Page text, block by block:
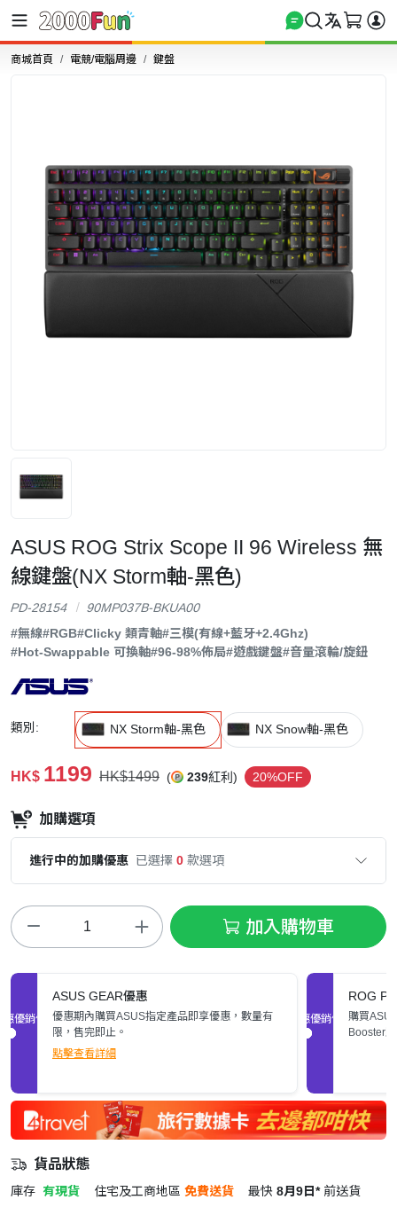
商城首頁 電競/電腦周邊 鍵盤
ASUS ROG Strix Scope II 96 Wireless 無
線鍵盤(NX Storm軸-黑色)
PD-28154
90MP037B-BKUA00
#無線#RGB#Clicky 類青軸#三模(有線+藍牙+2.4Ghz)
#Hot-Swappable 可換軸#96-98%佈局#遊戲鍵盤#音量滾輪/旋鈕
類別: NX Storm軸-黑色 NX Snow軸-黑色
HK$ 1199 HK$1499 ( 239紅利) 20%OFF
加購選項
進行中的加購優惠 已選擇 0 款選項
加入購物車
促銷優惠
ASUS GEAR優惠
優惠期內購買ASUS指定產品即享優惠，數量有
限，售完即止。
點擊查看詳細
促銷優惠
ROG
購買
Booster
貨品狀態
庫存 有現貨 住宅及工商地區 免費送貨 最快 8月9日* 前送貨